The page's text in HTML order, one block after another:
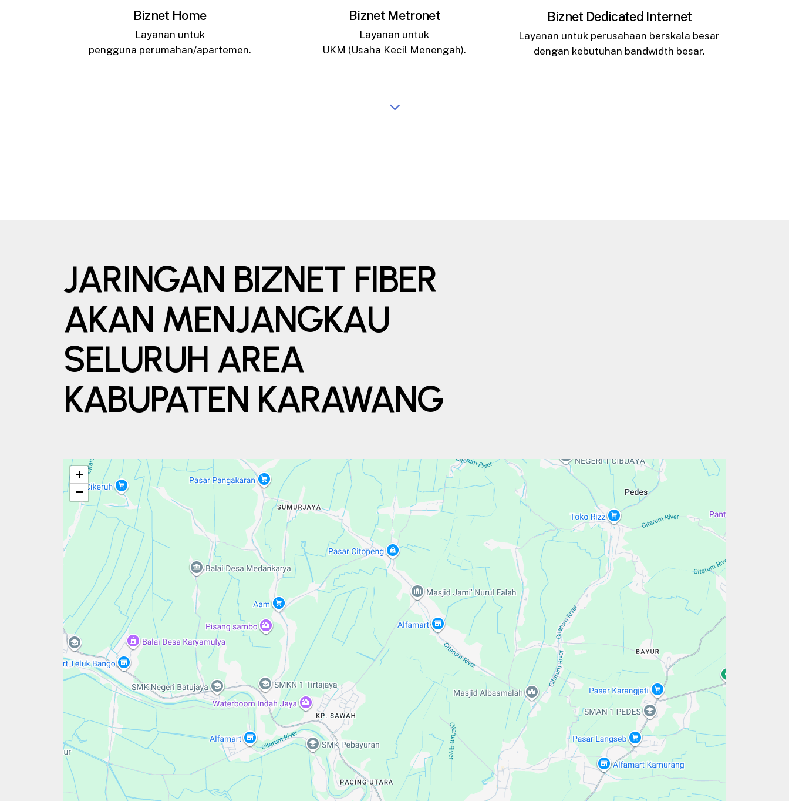
Biznet Home
Layanan untuk
pengguna perumahan/apartemen.
Biznet Metronet
Layanan untuk
UKM (Usaha Kecil Menengah).
Biznet Dedicated Internet
Layanan untuk perusahaan berskala besar
dengan kebutuhan bandwidth besar.
JARINGAN BIZNET FIBER
AKAN MENJANGKAU
SELURUH AREA
KABUPATEN KARAWANG
+
−